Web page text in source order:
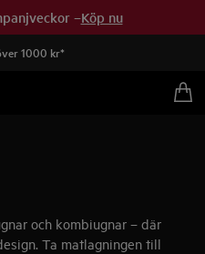
–Köp nu
1000 kr*
och kombiugnar – där
Ta matlagningen till